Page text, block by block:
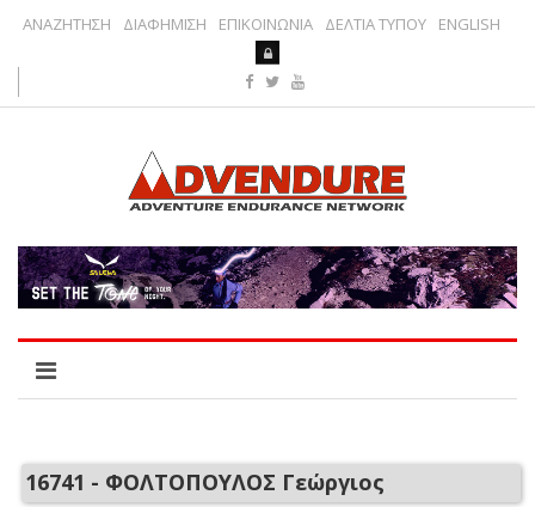
ΑΝΑΖΗΤΗΣΗ ΔΙΑΦΗΜΙΣΗ ΕΠΙΚΟΙΝΩΝΙΑ ΔΕΛΤΙΑ ΤΥΠΟΥ ENGLISH
16741 - ΦΟΛΤΟΠΟΥΛΟΣ Γεώργιος